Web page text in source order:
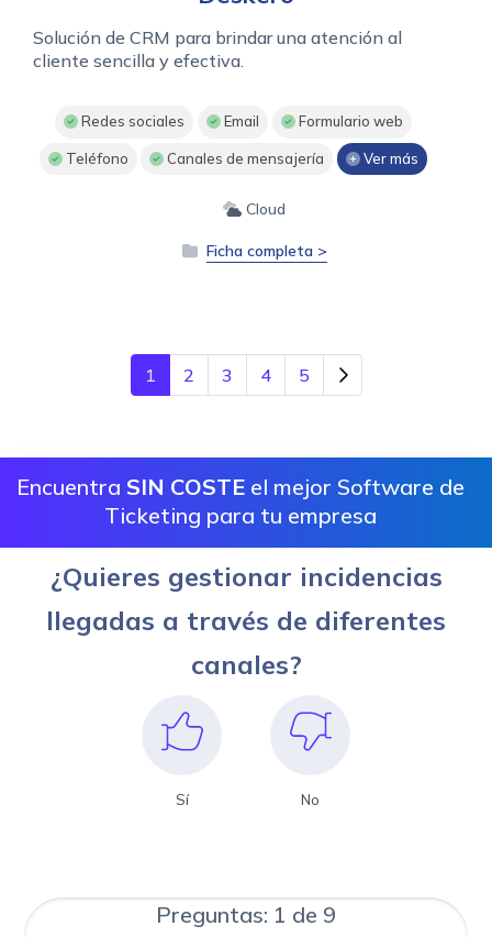
Solución de CRM para brindar una atención al
cliente sencilla y efectiva.
Redes sociales Email Formulario web
Teléfono Canales de mensajería Ver más
Cloud
Ficha completa >
1 2 3 4 5
Encuentra SIN COSTE el mejor Software de
Ticketing para tu empresa
¿Quieres gestionar incidencias
llegadas a través de diferentes
canales?
Sí No
Preguntas: 1 de 9